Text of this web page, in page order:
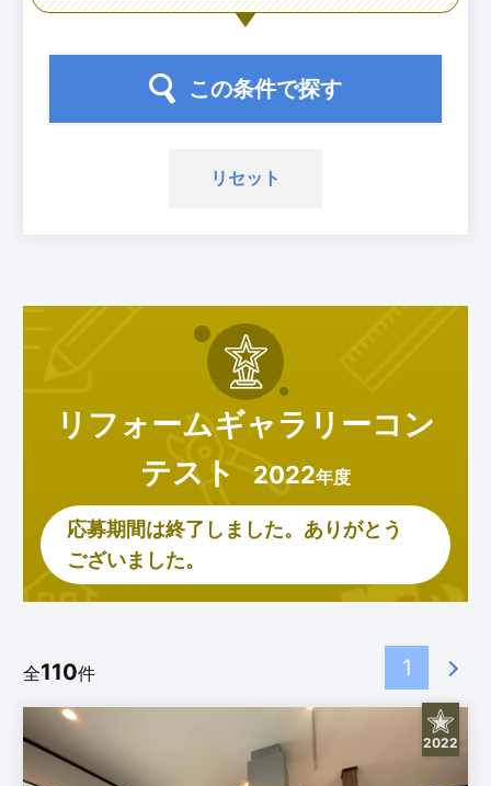
この条件で探す
リセット
リフォームギャラリーコン
テスト
2022年度
応募期間は終了しました。ありがとう
ございました。
全110件 1
2022